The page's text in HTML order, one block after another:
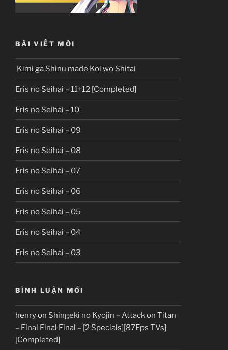
BÀI VIẾT MỚI
Kimi ga Shinu made Koi wo Shitai
Eris no Seihai – 11+12 [Completed]
Eris no Seihai – 10
Eris no Seihai – 09
Eris no Seihai – 08
Eris no Seihai – 07
Eris no Seihai – 06
Eris no Seihai – 05
Eris no Seihai – 04
Eris no Seihai – 03
BÌNH LUẬN MỚI
henryon Shingeki no Kyojin – Attack on Titan
– Final Final Final – [2 Specials][87Eps TVs]
[Completed]